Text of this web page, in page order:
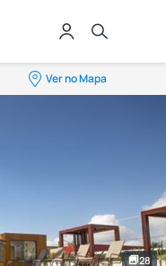
Ver no Mapa
28